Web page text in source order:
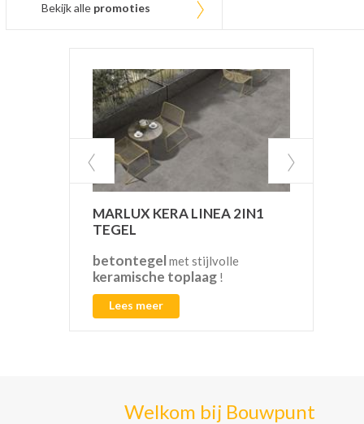
Bekijk alle promoties
MARLUX KERA LINEA 2IN1
TEGEL
betontegelmet stijlvolle
keramische toplaag !
Lees meer
Welkom bij Bouwpunt